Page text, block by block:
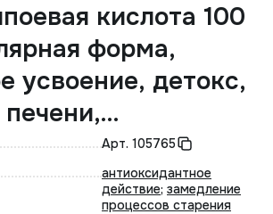
кислота 100
форма,
усвоение, детокс,
капс. №30 по 1,1
Арт. 105765
антиоксидантное
действие; замедление
процессов старения